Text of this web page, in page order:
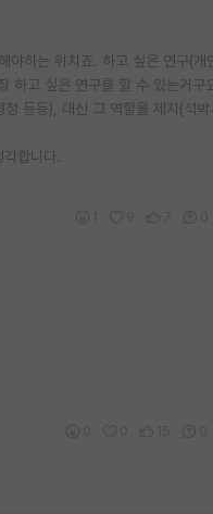
야하는 위치죠. 하고 싶은 연구(개
하고 싶은 연구를 할 수 있는거구
등등), 대신 그 역할을 제자(석박
합니다.